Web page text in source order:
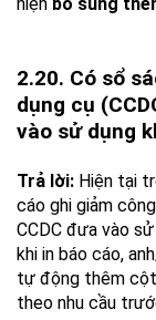
2.20. Có sổ
dụng cụ
vào sử dụng
Trả lời: Hiện tại
cáo ghi giảm
CCDC đưa vào
khi in báo cáo,
tự động thêm cột
theo nhu cầu